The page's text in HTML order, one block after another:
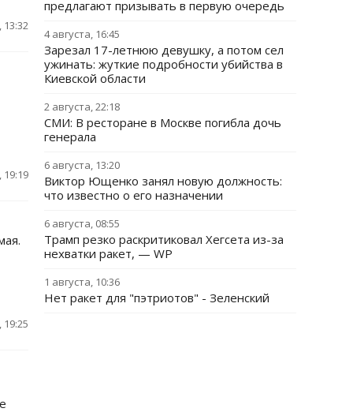
13:32
19:19
19:25
предлагают призывать в первую очередь
4 августа, 16:45
Зарезал 17-летнюю девушку, а потом сел
ужинать: жуткие подробности убийства в
Киевской области
2 августа, 22:18
СМИ: В ресторане в Москве погибла дочь
генерала
6 августа, 13:20
Виктор Ющенко занял новую должность:
что известно о его назначении
6 августа, 08:55
Трамп резко раскритиковал Хегсета из-за
нехватки ракет, — WP
1 августа, 10:36
Нет ракет для "пэтриотов" - Зеленский